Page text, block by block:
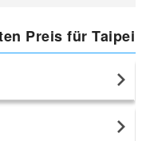
Preis für Taipei